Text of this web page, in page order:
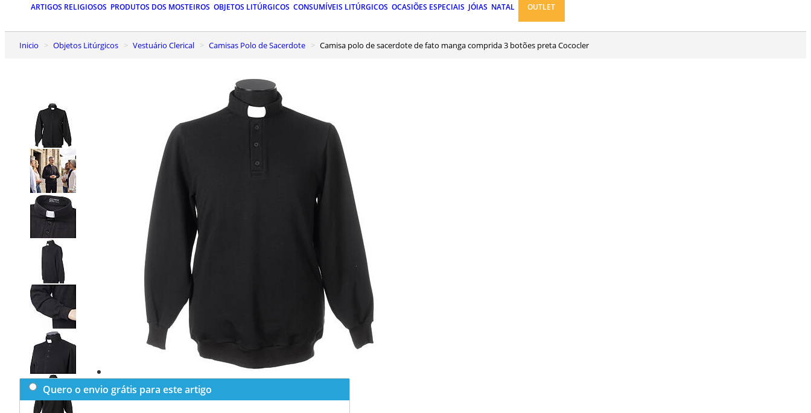
ARTIGOS RELIGIOSOS PRODUTOS DOS MOSTEIROS OBJETOS LITÚRGICOS CONSUMÍVEIS LITÚRGICOS OCASIÕES ESPECIAIS JÓIAS NATAL OUTLET
Inicio Objetos Litúrgicos Vestuário Clerical Camisas Polo de Sacerdote Camisa polo de sacerdote de fato manga comprida 3 botões preta Cococler
Previous
slide
Next
slide
Quero o envio grátis para este artigo